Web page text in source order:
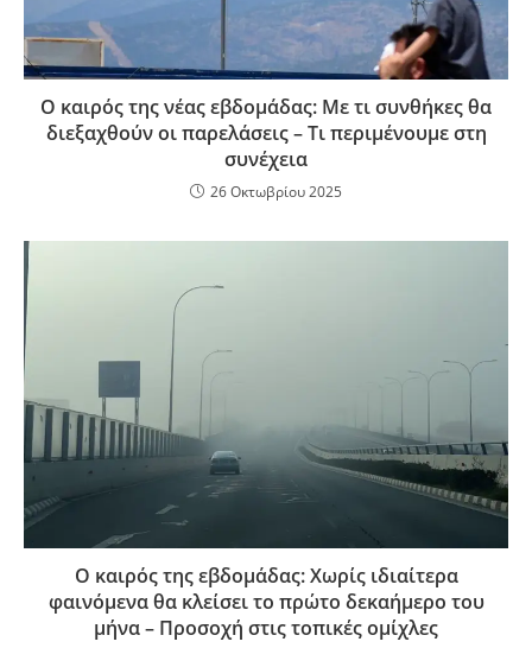
Ο καιρός της νέας εβδομάδας: Με τι συνθήκες θα
διεξαχθούν οι παρελάσεις – Τι περιμένουμε στη
συνέχεια
26 Οκτωβρίου 2025
Ο καιρός της εβδομάδας: Χωρίς ιδιαίτερα
φαινόμενα θα κλείσει το πρώτο δεκαήμερο του
μήνα – Προσοχή στις τοπικές ομίχλες